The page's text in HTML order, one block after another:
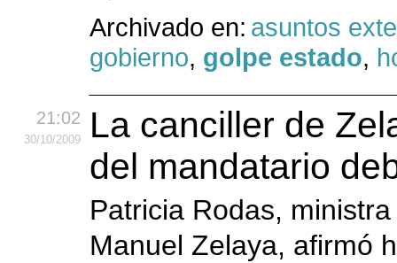
Archivado en: asuntos
gobierno, golpe estado,
21:02
30/10/2009
La canciller de
del mandatario
Patricia Rodas,
Manuel Zelaya, afirmó